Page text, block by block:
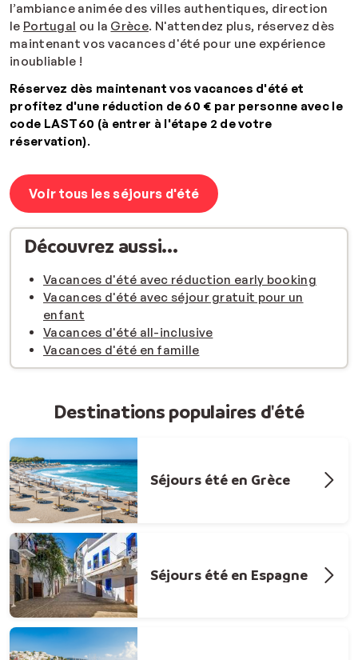
l’ambiance animée des villes authentiques, direction
le Portugal ou la Grèce. N'attendez plus, réservez dès
maintenant vos vacances d'été pour une expérience
inoubliable !
Réservez dès maintenant vos vacances d'été et
profitez d'une réduction de 60 € par personne avec le
code LAST60 (à entrer à l'étape 2 de votre
réservation).
Voir tous les séjours d'été
Découvrez aussi...
Vacances d'été avec réduction early booking
Vacances d'été avec séjour gratuit pour un
enfant
Vacances d'été all-inclusive
Vacances d'été en famille
Destinations populaires d'été
Séjours été en Grèce
Séjours été en Espagne